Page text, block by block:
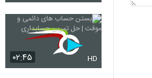
۰۲:۴۵ HD